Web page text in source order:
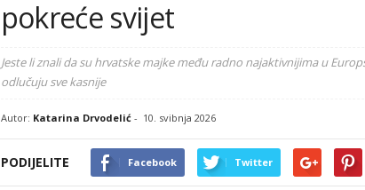
pokreće svijet
Jeste li znali da su hrvatske majke među radno najaktivnijima u
odlučuju sve kasnije
Autor: Katarina Drvodelić- 10. svibnja 2026
PODIJELITE Facebook Twitter